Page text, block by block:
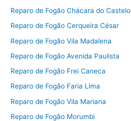
Reparo de Fogão Chácara do Castelo
Reparo de Fogão Cerqueira César
Reparo de Fogão Vila Madalena
Reparo de Fogão Avenida Paulista
Reparo de Fogão Frei Caneca
Reparo de Fogão Faria Lima
Reparo de Fogão Vila Mariana
Reparo de Fogão Morumbi